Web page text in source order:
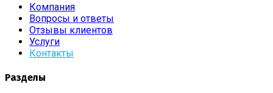
Компания
Вопросы и ответы
Отзывы клиентов
Услуги
Контакты
Разделы